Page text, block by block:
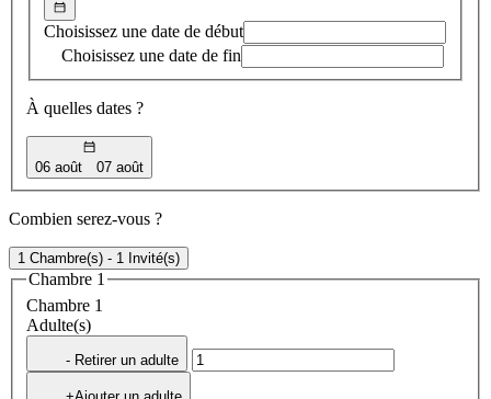
Choisissez une date de début
Choisissez une date de fin
À quelles dates ?
06 août 07 août
Combien serez-vous ?
1 Chambre(s) - 1 Invité(s)
Chambre 1
Chambre 1
Adulte(s)
- Retirer un adulte